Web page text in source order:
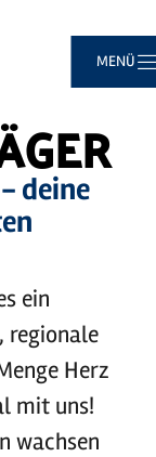
MENÜ
deine
ein
regionale
Herz
mit uns!
wachsen